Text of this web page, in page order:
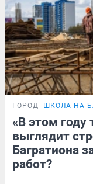
ГОРОД ШКОЛА НА
«В этом году
выглядит
Багратиона
работ?